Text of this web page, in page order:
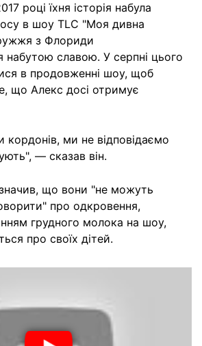
році їхня історія набула
в шоу TLC "Моя дивна
з Флориди
набутою славою. У серпні цього
в продовженні шоу, щоб
що Алекс досі отримує
ми не відповідаємо
— сказав він.
що вони "не можуть
про одкровення,
грудного молока на шоу,
про своїх дітей.